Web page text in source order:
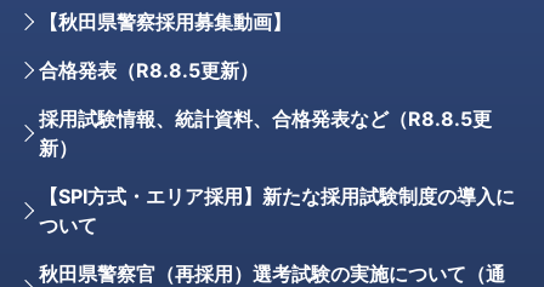
【秋田県警察採用募集動画】
合格発表（R8.8.5更新）
採用試験情報、統計資料、合格発表など（R8.8.5更
新）
【SPI方式・エリア採用】新たな採用試験制度の導入に
ついて
秋田県警察官（再採用）選考試験の実施について（通